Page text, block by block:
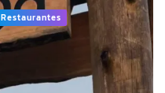
Restaurantes